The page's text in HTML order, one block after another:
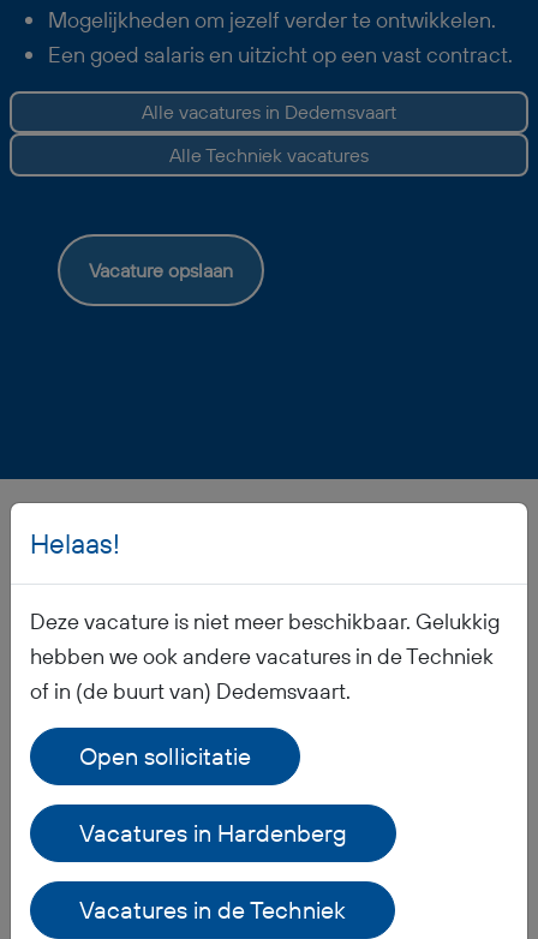
Mogelijkheden om jezelf verder te ontwikkelen.
Een goed salaris en uitzicht op een vast contract.
Alle vacatures in Dedemsvaart
Alle Techniek vacatures
Vacature opslaan
Veelgestelde vragen
Wanneer ontvang ik mijn salaris?
Ontvang ik werkkleding?
Hoe is het pensioen geregeld?
inschrijving bij BR-Flex?
Helaas!
Deze vacature is niet meer beschikbaar. Gelukkig
hebben we ook andere vacatures in de Techniek
of in (de buurt van) Dedemsvaart.
Open sollicitatie
Vacatures in Hardenberg
Vacatures in de Techniek